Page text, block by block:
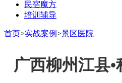
民宿魔方
培训辅导
首页>实战案例>景区医院
广西柳州江县